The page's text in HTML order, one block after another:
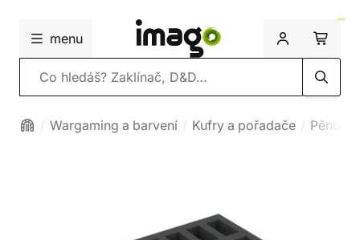
menu
Vyhledávání
Wargaming a barvení Kufry a pořadače Pěnové